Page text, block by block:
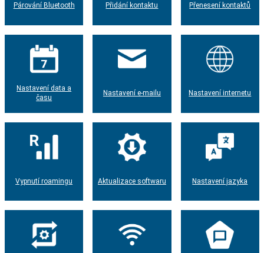
Párování Bluetooth Přidání kontaktu Přenesení kontaktů
Nastavení data a
času
Nastavení e-mailu Nastavení internetu
Vypnutí roamingu Aktualizace softwaru Nastavení jazyka